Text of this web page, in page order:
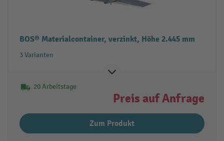
BOS® Materialcontainer, verzinkt, Höhe 2.445 mm
3 Varianten
20 Arbeitstage
Preis auf Anfrage
Zum Produkt